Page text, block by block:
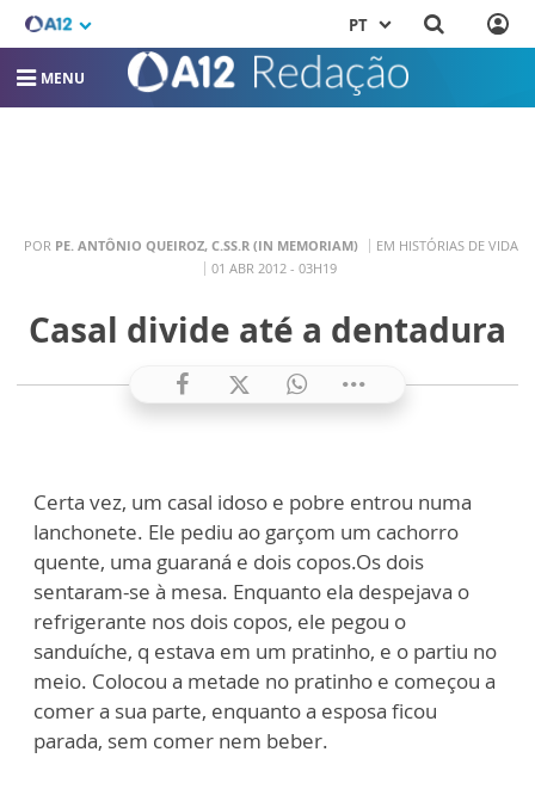
PT
MENU
POR PE. ANTÔNIO QUEIROZ, C.SS.R (IN MEMORIAM)
EM HISTÓRIAS DE VIDA
01 ABR 2012 - 03H19
Casal divide até a dentadura
Certa vez, um casal idoso e pobre entrou numa
lanchonete. Ele pediu ao garçom um cachorro
quente, uma guaraná e dois copos.Os dois
sentaram-se à mesa. Enquanto ela despejava o
refrigerante nos dois copos, ele pegou o
sanduíche, q estava em um pratinho, e o partiu no
meio. Colocou a metade no pratinho e começou a
comer a sua parte, enquanto a esposa ficou
parada, sem comer nem beber.